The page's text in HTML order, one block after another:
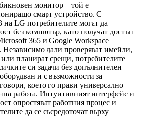
монитор – той е
смарт устройство. С
на LG потребителите могат да
без компютър, като получат достъп
365 и Google Workspace
Независимо дали проверяват имейли,
планират срещи, потребителите
си задачи без допълнителен
и с възможности за
което го прави универсално
работа. Интуитивният интерфейс и
опростяват работния процес и
да се съсредоточат върху